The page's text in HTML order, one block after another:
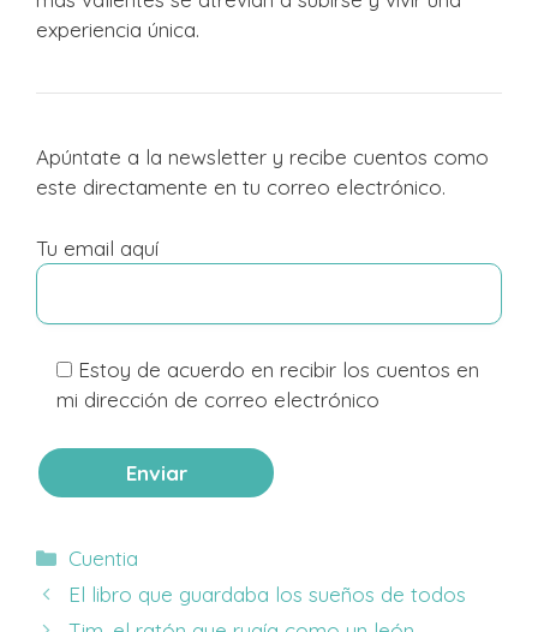
experiencia única.
Apúntate a la newsletter y recibe cuentos como
este directamente en tu correo electrónico.
Tu email aquí
Estoy de acuerdo en recibir los cuentos en
mi dirección de correo electrónico
Categorías
Cuentia
El libro que guardaba los sueños de todos